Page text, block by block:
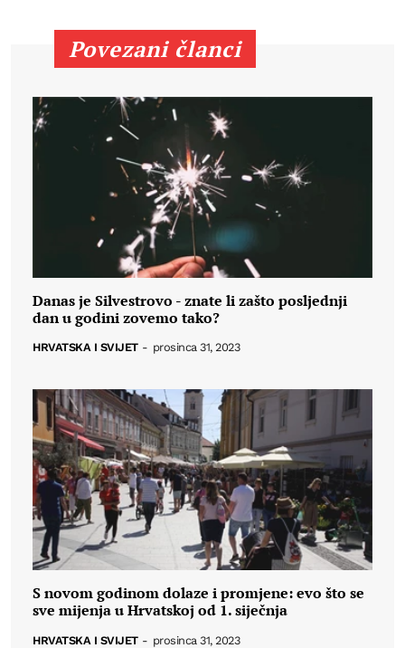
Povezani članci
Danas je Silvestrovo - znate li zašto posljednji
dan u godini zovemo tako?
HRVATSKA I SVIJET - prosinca 31, 2023
S novom godinom dolaze i promjene: evo što se
sve mijenja u Hrvatskoj od 1. siječnja
HRVATSKA I SVIJET - prosinca 31, 2023